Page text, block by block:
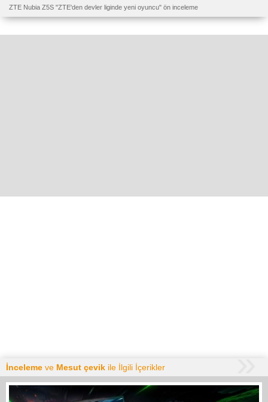
ZTE Nubia Z5S "ZTE'den devler liginde yeni oyuncu" ön inceleme
İnceleme ve Mesut çevik ile İlgili İçerikler